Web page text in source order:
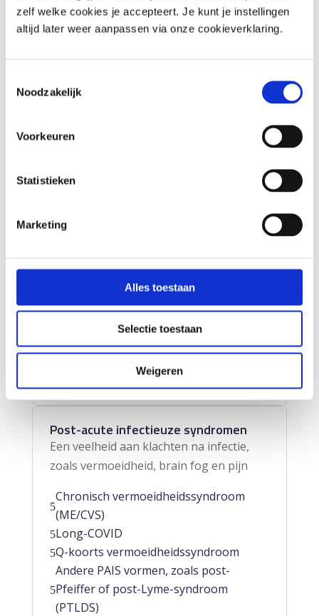
zelf welke cookies je accepteert. Je kunt je instellingen
altijd later weer aanpassen via onze cookieverklaring.
Noodzakelijk
Voorkeuren
Statistieken
Marketing
Alles toestaan
Selectie toestaan
Weigeren
5Autisme
5Parkinson
Hart, stofwisseling & gezond ouder
vaatgezondheid en veroudering
Metabool syndroom
5Hoge bloeddruk
Atherosclerose
Post-acute infectieuze syndromen
Een veelheid aan klachten na infectie,
zoals vermoeidheid, brain fog en pijn
5
Chronisch vermoeidheidssyndroom
(ME/CVS)
5Long-COVID
5Q-koorts vermoeidheidssyndroom
5
Andere PAIS vormen, zoals post-
Pfeiffer of post-Lyme-syndroom
(PTLDS)